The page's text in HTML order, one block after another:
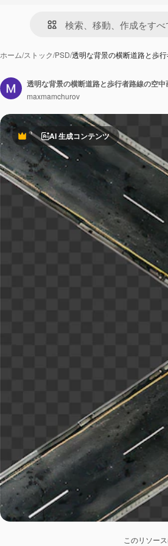
ホーム/ストック/PSD/透明な背景の横断道路と歩
PremiumAI 生成コンテンツ
このリソー
透明な背景の横断道路と歩行者路線の空
maxmamchurov